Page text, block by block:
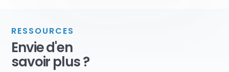
RESSOURCES
Envie d'en
savoir plus ?